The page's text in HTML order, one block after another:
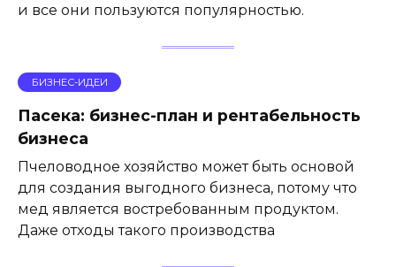
и все они пользуются популярностью.
БИЗНЕС-ИДЕИ
Пасека: бизнес-план и рентабельность
бизнеса
Пчеловодное хозяйство может быть основой
для создания выгодного бизнеса, потому что
мед является востребованным продуктом.
Даже отходы такого производства